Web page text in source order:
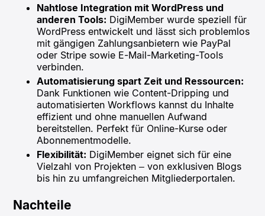
Nahtlose Integration mit WordPress und
anderen Tools: DigiMember wurde speziell für
WordPress entwickelt und lässt sich problemlos
mit gängigen Zahlungsanbietern wie PayPal
oder Stripe sowie E-Mail-Marketing-Tools
verbinden.
Automatisierung spart Zeit und Ressourcen:
Dank Funktionen wie Content-Dripping und
automatisierten Workflows kannst du Inhalte
effizient und ohne manuellen Aufwand
bereitstellen. Perfekt für Online-Kurse oder
Abonnementmodelle.
Flexibilität: DigiMember eignet sich für eine
Vielzahl von Projekten – von exklusiven Blogs
bis hin zu umfangreichen Mitgliederportalen.
Nachteile